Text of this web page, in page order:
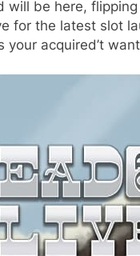
be here,
for the latest slot
acquired’t